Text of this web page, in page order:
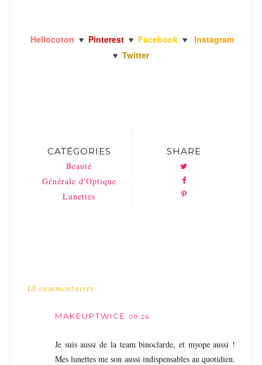
Hellocoton ♥ Pinterest ♥ Facebook ♥ Instagram
♥ Twitter
CATÉGORIES
Beauté
Générale d'Optique
Lunettes
SHARE
13 commentaires
MAKEUPTWICE 09:26
Je suis aussi de la team binoclarde, et myope aussi !
Mes lunettes me son aussi indispensables au quotidien.